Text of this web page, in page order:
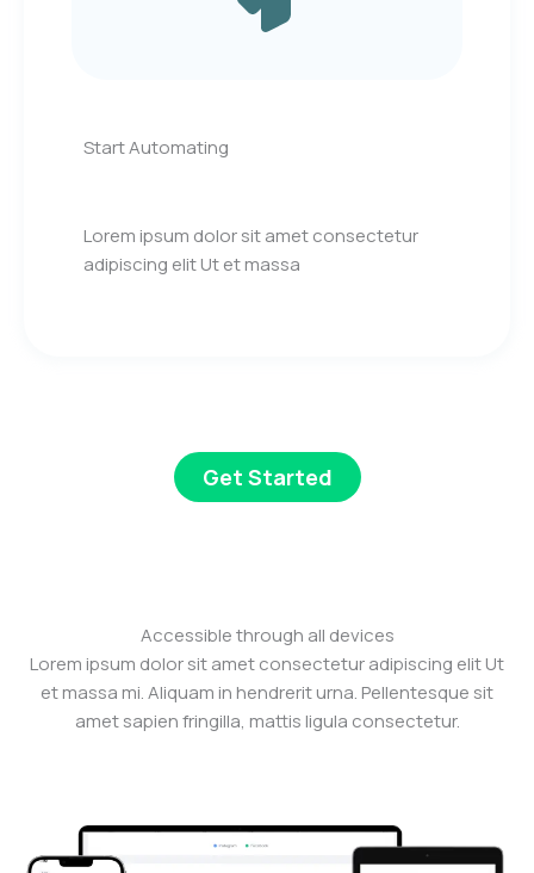
Start Automating
Lorem ipsum dolor sit amet consectetur
adipiscing elit Ut et massa
Get Started
Accessible through all devices
Lorem ipsum dolor sit amet consectetur adipiscing elit Ut
et massa mi. Aliquam in hendrerit urna. Pellentesque sit
amet sapien fringilla, mattis ligula consectetur.